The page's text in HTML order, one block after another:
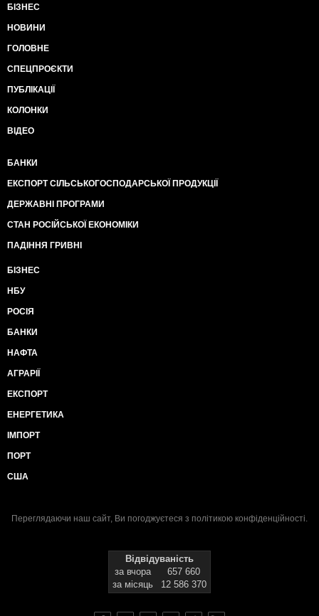
БІЗНЕС
НОВИНИ
ГОЛОВНЕ
СПЕЦПРОЄКТИ
ПУБЛІКАЦІЇ
КОЛОНКИ
ВІДЕО
БАНКИ
ЕКСПОРТ СІЛЬСЬКОГОСПОДАРСЬКОЇ ПРОДУКЦІЇ
ДЕРЖАВНІ ПРОГРАМИ
СТАН РОСІЙСЬКОЇ ЕКОНОМІКИ
ПАДІННЯ ГРИВНІ
БІЗНЕС
НБУ
РОСІЯ
БАНКИ
НАФТА
АГРАРІЇ
ЕКСПОРТ
ЕНЕРГЕТИКА
ІМПОРТ
ПОРТ
США
Переглядаючи наш сайт, Ви погоджуєтеся з політикою конфіденційності.
Відвідуваність
за вчора
657 660
за місяць
12 586 370